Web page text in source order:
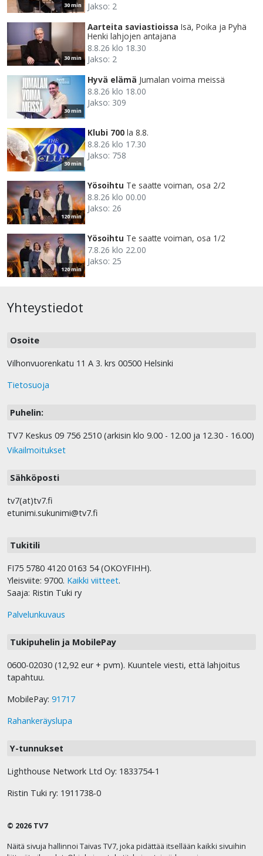
30 min
Jakso: 2
30 min
Aarteita saviastioissa Isä, Poika ja Pyhä
Henki lahjojen antajana
8.8.26 klo 18.30
Jakso: 2
30 min
Hyvä elämä Jumalan voima meissä
8.8.26 klo 18.00
Jakso: 309
30 min
Klubi 700 la 8.8.
8.8.26 klo 17.30
Jakso: 758
120 min
Yösoihtu Te saatte voiman, osa 2/2
8.8.26 klo 00.00
Jakso: 26
120 min
Yösoihtu Te saatte voiman, osa 1/2
7.8.26 klo 22.00
Jakso: 25
Yhteystiedot
Osoite
Vilhonvuorenkatu 11 A 3. krs 00500 Helsinki
Tietosuoja
Puhelin:
TV7 Keskus 09 756 2510 (arkisin klo 9.00 - 12.00 ja 12.30 - 16.00)
Vikailmoitukset
Sähköposti
tv7(at)tv7.fi
etunimi.sukunimi@tv7.fi
Tukitili
FI75 5780 4120 0163 54 (OKOYFIHH).
Yleisviite: 9700. Kaikki viitteet.
Saaja: Ristin Tuki ry
Palvelunkuvaus
Tukipuhelin ja MobilePay
0600-02030 (12,92 eur + pvm). Kuuntele viesti, että lahjoitus
tapahtuu.
MobilePay: 91717
Rahankeräyslupa
Y-tunnukset
Lighthouse Network Ltd Oy: 1833754-1
Ristin Tuki ry: 1911738-0
© 2026 TV7
Näitä sivuja hallinnoi Taivas TV7, joka pidättää itsellään kaikki sivuihin